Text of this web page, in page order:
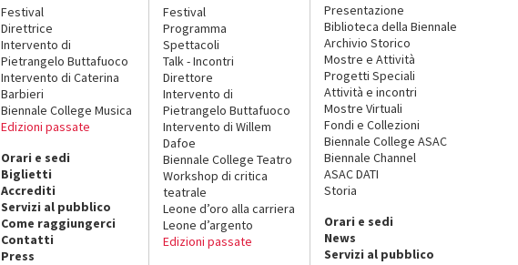
Festival
Direttrice
Intervento di
Pietrangelo Buttafuoco
Intervento di Caterina
Barbieri
Biennale College Musica
Edizioni passate
Orari e sedi
Biglietti
Accrediti
Servizi al pubblico
Come raggiungerci
Contatti
Press
Festival
Programma
Spettacoli
Talk - Incontri
Direttore
Intervento di
Pietrangelo Buttafuoco
Intervento di Willem
Dafoe
Biennale College Teatro
Workshop di critica
teatrale
Leone d’oro alla carriera
Leone d’argento
Edizioni passate
Presentazione
Biblioteca della Biennale
Archivio Storico
Mostre e Attività
Progetti Speciali
Attività e incontri
Mostre Virtuali
Fondi e Collezioni
Biennale College ASAC
Biennale Channel
ASAC DATI
Storia
Orari e sedi
News
Servizi al pubblico